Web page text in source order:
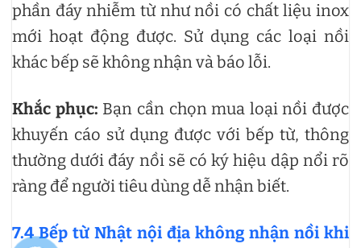
phần đáy nhiễm từ như nồi có chất liệu inox
mới hoạt động được. Sử dụng các loại nồi
khác bếp sẽ không nhận và báo lỗi.
Khắc phục: Bạn cần chọn mua loại nồi được
khuyến cáo sử dụng được với bếp từ, thông
thường dưới đáy nồi sẽ có ký hiệu dập nổi rõ
ràng để người tiêu dùng dễ nhận biết.
7.4 Bếp từ Nhật nội địa không nhận nồi khi